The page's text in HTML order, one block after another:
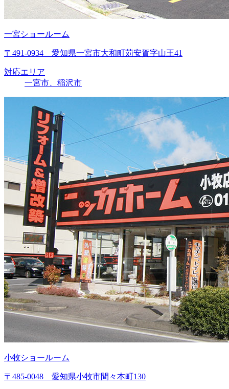
一宮ショールーム
〒491-0934 愛知県一宮市大和町苅安賀字山王41
対応エリア
一宮市、稲沢市
小牧ショールーム
〒485-0048 愛知県小牧市間々本町130